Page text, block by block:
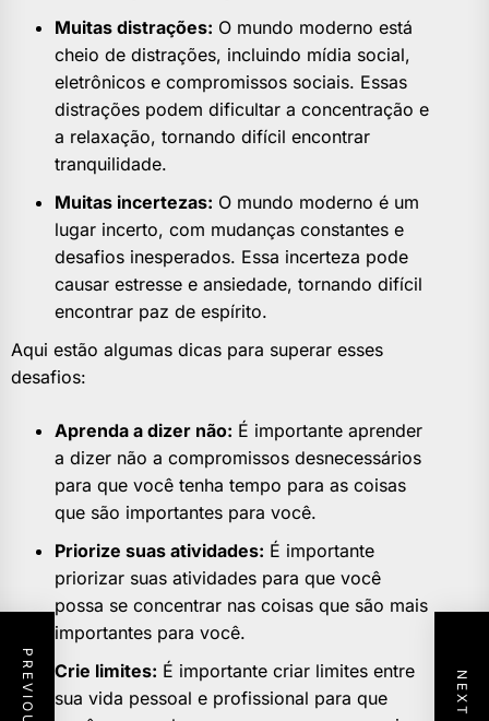
Muitas distrações: O mundo moderno está
cheio de distrações, incluindo mídia social,
eletrônicos e compromissos sociais. Essas
distrações podem dificultar a concentração e
a relaxação, tornando difícil encontrar
tranquilidade.
Muitas incertezas: O mundo moderno é um
lugar incerto, com mudanças constantes e
desafios inesperados. Essa incerteza pode
causar estresse e ansiedade, tornando difícil
encontrar paz de espírito.
Aqui estão algumas dicas para superar esses
desafios:
Aprenda a dizer não: É importante aprender
a dizer não a compromissos desnecessários
para que você tenha tempo para as coisas
que são importantes para você.
Priorize suas atividades: É importante
priorizar suas atividades para que você
possa se concentrar nas coisas que são mais
importantes para você.
Crie limites: É importante criar limites entre
sua vida pessoal e profissional para que